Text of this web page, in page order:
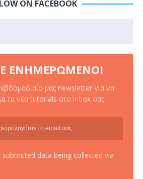
ON FACEBOOK
ΕΝΗΜΕΡΩΜΈΝΟΙ
μας newsletter για να
τα νέα tutorials στο inbox σας
data being collected via